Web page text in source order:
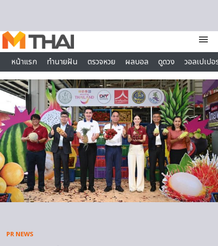
menu
หน้าแรก
ทำนายฝัน ตรวจหวย ผลบอล ดูดวง
วอลเปเป
ไลฟ์สไตล์
PR NEWS